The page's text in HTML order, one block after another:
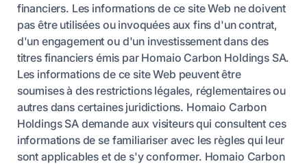
financiers. Les informations de ce site Web ne doivent
pas être utilisées ou invoquées aux fins d'un contrat,
d'un engagement ou d'un investissement dans des
titres financiers émis par Homaio Carbon Holdings SA.
Les informations de ce site Web peuvent être
soumises à des restrictions légales, réglementaires ou
autres dans certaines juridictions. Homaio Carbon
Holdings SA demande aux visiteurs qui consultent ces
informations de se familiariser avec les règles qui leur
sont applicables et de s'y conformer. Homaio Carbon